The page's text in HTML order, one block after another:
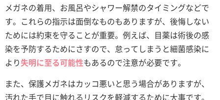
メガネの着用、お風呂やシャワー解禁のタイミングなどで
す。これらの指示は面倒なものもありますが、後悔しない
ためには約束を守ることが重要。例えば、目薬は術後の感
染を予防するためにさすので、怠ってしまうと細菌感染に
より失明に至る可能性もあるので注意が必要です。
また、保護メガネはカッコ悪いと思う場合がありますが、
汚れた手で目に触れるリスクを軽減するために大事です。